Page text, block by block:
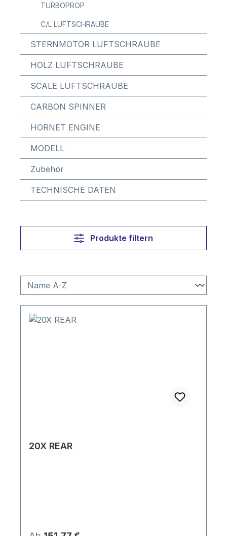
TURBOPROP
C/L LUFTSCHRAUBE
STERNMOTOR LUFTSCHRAUBE
HOLZ LUFTSCHRAUBE
SCALE LUFTSCHRAUBE
CARBON SPINNER
HORNET ENGINE
MODELL
Zubehör
TECHNISCHE DATEN
Produkte filtern
20X REAR